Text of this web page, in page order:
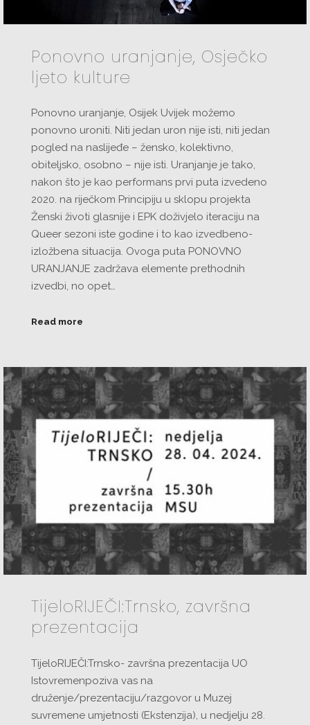
Ponovno uranjanje, Osječko
ljeto kulture
Ponovno uranjanje, Osijek Uvijek možemo
ponovno uroniti. Niti jedan uron nije isti, niti jedan
pogled na naslijeđe – žensko, kolektivno,
obiteljsko, osobno – nije isti. Uranjanje je tako,
nakon što je kao performans prvi puta izvedeno
2020. na riječkom Principiju u sklopu projekta
Ženski životi glasnije i EPK doživjelo iteraciju na
Queer sezoni iste godine i to kao izvedbeno-
izložbena situacija. Ovoga puta PONOVNO
URANJANJE zadržava elemente prethodnih
izvedbi, no opet…
Read more
TijeloRIJEČI:Trnsko, završna
prezentacija
TijeloRIJEČI:Trnsko- završna prezentacija UO
Istovremenpoziva vas na
druženje/prezentaciju/razgovor u Muzej
suvremene umjetnosti (Ekstenzija), u nedjelju 28.